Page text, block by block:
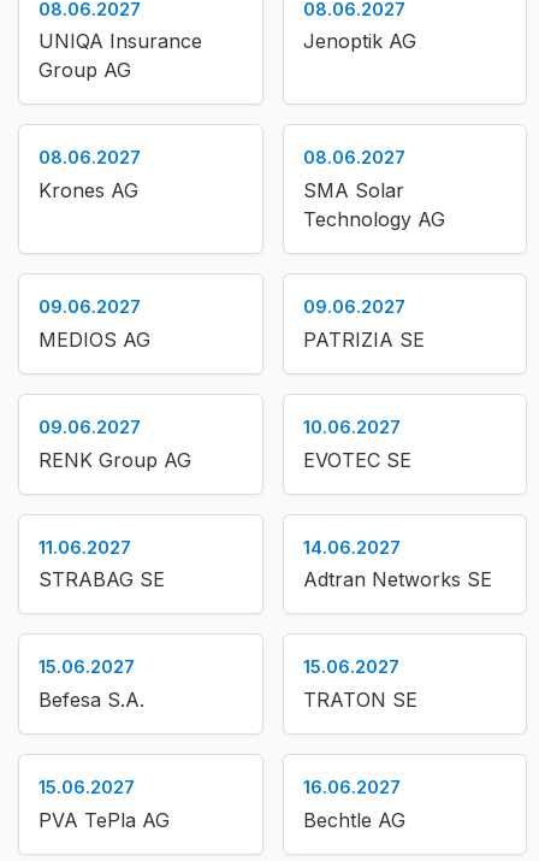
08.06.2027
UNIQA Insurance
Group AG
08.06.2027
Jenoptik AG
08.06.2027
Krones AG
08.06.2027
SMA Solar
Technology AG
09.06.2027
MEDIOS AG
09.06.2027
PATRIZIA SE
09.06.2027
RENK Group AG
10.06.2027
EVOTEC SE
11.06.2027
STRABAG SE
14.06.2027
Adtran Networks SE
15.06.2027
Befesa S.A.
15.06.2027
TRATON SE
15.06.2027
PVA TePla AG
16.06.2027
Bechtle AG